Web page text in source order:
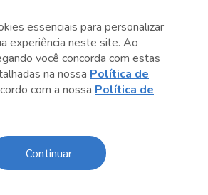
essenciais para personalizar
experiência neste site. Ao
você concorda com estas
na nossa Política de
com a nossa Política de
Continuar